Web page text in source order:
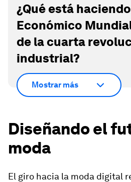
¿Qué está
Económico
de la cuarta
industrial?
Mostrar más
Diseñando el
moda
El giro hacia la moda digital